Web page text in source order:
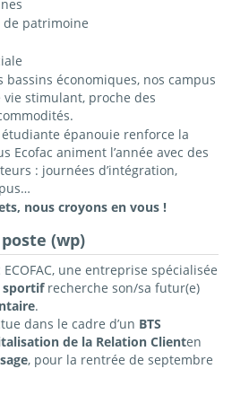
de patrimoine
économiques, nos campus
stimulant, proche des
étudiante épanouie renforce la
Ecofac animent l’année avec des
: journées d’intégration,
nous croyons en vous !
(wp)
une entreprise spécialisée
sportifrecherche son/sa futur(e)
.
dans le cadre d’un BTS
de la Relation Clienten
, pour la rentrée de septembre